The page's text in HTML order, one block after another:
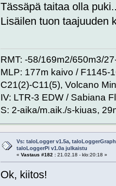
Tässäpä taitaa olla
Lisäilen tuon taajuuden
RMT: -58/169m2/650m3/
MLP: 177m kaivo / F1145-
C21(2)-C11(5), Volcano
IV: LTR-3 EDW / Sabiana
S: 2-aika/m.aik./s-kiuas,
Vs: taloLogger v1.5a, taloLoggerGraph
taloLoggerPi v1.0a julkaistu
« Vastaus #182 :21.02.18 - klo:20:18 »
Ok, kiitos!